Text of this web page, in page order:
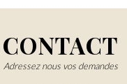
CONTACT
Adressez nous vos demandes